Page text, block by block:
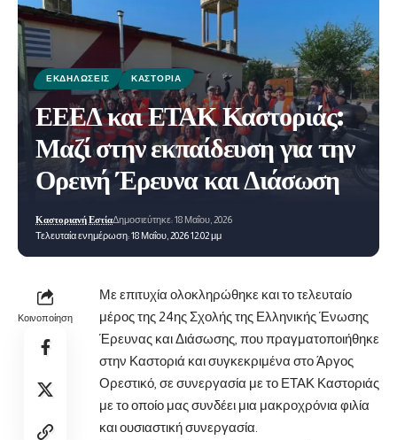
ΕΚΔΗΛΏΣΕΙΣ ΚΑΣΤΟΡΙΆ
ΕΕΕΔ και ΕΤΑΚ Καστοριάς:
Μαζί στην εκπαίδευση για την
Ορεινή Έρευνα και Διάσωση
Τελευταία ενημέρωση: 18 Μαΐου, 2026 12:02 μμ
Καστοριανή ΕστίαΔημοσιεύτηκε: 18 Μαΐου, 2026
Κοινοποίηση
Με επιτυχία ολοκληρώθηκε και το τελευταίο
μέρος της 24ης Σχολής της Ελληνικής Ένωσης
Έρευνας και Διάσωσης, που πραγματοποιήθηκε
στην Καστοριά και συγκεκριμένα στο Άργος
Ορεστικό, σε συνεργασία με το ΕΤΑΚ Καστοριάς
με το οποίο μας συνδέει μια μακροχρόνια φιλία
και ουσιαστική συνεργασία.